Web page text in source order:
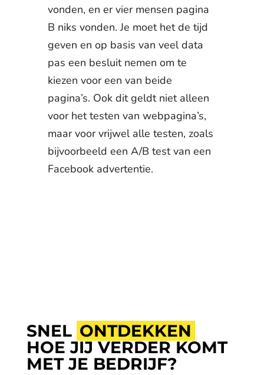
vonden, en er vier mensen pagina
B niks vonden. Je moet het de tijd
geven en op basis van veel data
pas een besluit nemen om te
kiezen voor een van beide
pagina’s. Ook dit geldt niet alleen
voor het testen van webpagina’s,
maar voor vrijwel alle testen, zoals
bijvoorbeeld een A/B test van een
Facebook advertentie.
SNEL ONTDEKKEN
HOE JIJ VERDER KOMT
MET JE BEDRIJF?